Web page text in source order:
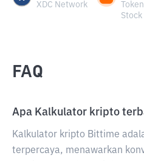
XDC Network
Stock
FAQ
Apa Kalkulator kripto
Kalkulator kripto Bittime
terpercaya, menawarkan